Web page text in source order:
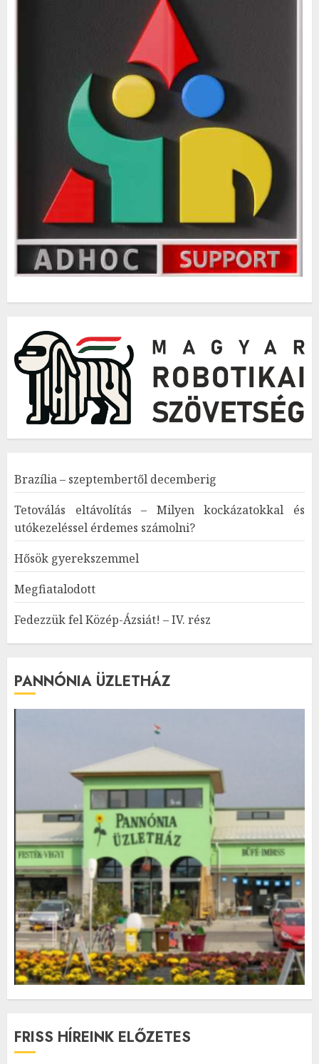
Brazília – szeptembertől decemberig
Tetoválás eltávolítás – Milyen kockázatokkal és
utókezeléssel érdemes számolni?
Hősök gyerekszemmel
Megfiatalodott
Fedezzük fel Közép-Ázsiát! – IV. rész
PANNÓNIA ÜZLETHÁZ
FRISS HÍREINK ELŐZETES